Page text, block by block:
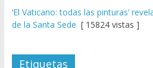
‘El Vaticano: todas las pinturas’
de la Santa Sede [ 15824 vistas ]
Etiquetas